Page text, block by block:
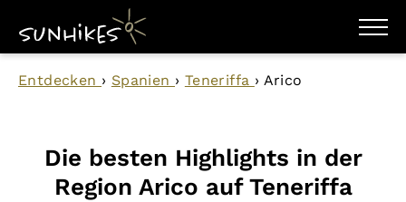
WANDERZIELE
WANDERUNGEN
PLANER
Entdecken › Spanien › Teneriffa › Arico
Die besten Highlights in der
Region Arico auf Teneriffa